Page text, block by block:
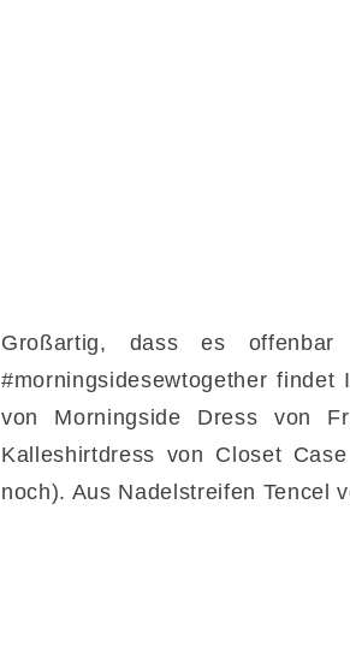
Großartig, dass es
#morningsidesewtogether
von Morningside Dress von
Kalleshirtdress von Closet
noch). Aus Nadelstreifen Tencel